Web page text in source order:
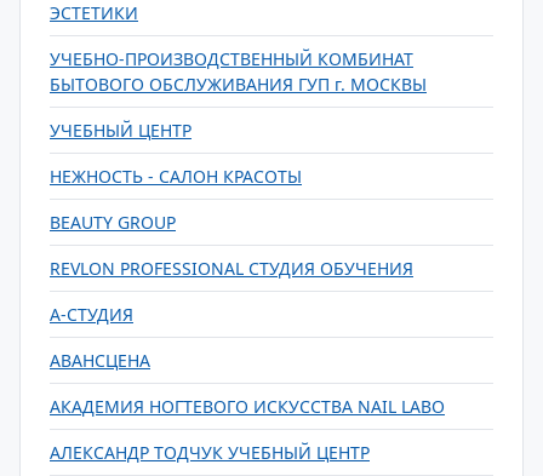
ЭСТЕТИКИ
УЧЕБНО-ПРОИЗВОДСТВЕННЫЙ КОМБИНАТ
БЫТОВОГО ОБСЛУЖИВАНИЯ ГУП г. МОСКВЫ
УЧЕБНЫЙ ЦЕНТР
НЕЖНОСТЬ - САЛОН КРАСОТЫ
BEAUTY GROUP
REVLON PROFESSIONAL СТУДИЯ ОБУЧЕНИЯ
А-СТУДИЯ
АВАНСЦЕНА
АКАДЕМИЯ НОГТЕВОГО ИСКУССТВА NAIL LABO
АЛЕКСАНДР ТОДЧУК УЧЕБНЫЙ ЦЕНТР